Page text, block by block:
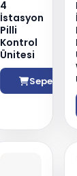
4
İstasyon
Pilli
Kontrol
Ünitesi
Sepete